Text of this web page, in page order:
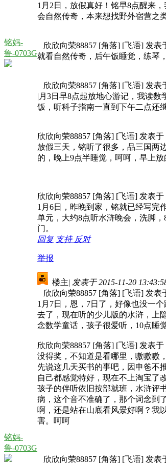
铭妈-
鲁-0703G
1月2日，放假真好！铭早8点醒来
会自然传奇，本来想找野外宿营之
欣欣向荣88857 [角落] [飞语] 发表
就看自然传奇，后午饭睡觉，练琴
欣欣向荣88857 [角落] [飞语] 发表
|月3日早8点起放地心游记，我读
饭，听科子指南一直到下午二点还
欣欣向荣88857 [角落] [飞语] 发表
放假三天，铭听了很多，品三国两
的，晚上9点半睡觉，呵呵，早上
欣欣向荣88857 [角落] [飞语] 发表
1月6日，昨晚到家，铭就已经写完
单元，大约8点听水浒晚会，洗脚
门。
回复 支持 反对
举报
铭妈-
鲁-0703G
楼主| 发表于 2015-11-20
欣欣向荣88857 [角落] [飞语] 发表
1月7日，恩，7日了，好像也没一
去了，现在听的少儿版的水浒，上
念数学童话，孩子很爱听，10点睡
欣欣向荣88857 [角落] [飞语] 发表
没得奖，不知道是看哪里，嗷嗷嗷
先说这几天买书的事吧，因申爸不
自己都感觉特好，现在不上淘宝了
孩子的伴听依旧按部就班，水浒评
病，这个音不准确了，那个词念到
啊，还是站在山底看风景好啊？我
害。呵呵
欣欣向荣88857 [角落] [飞语] 发表